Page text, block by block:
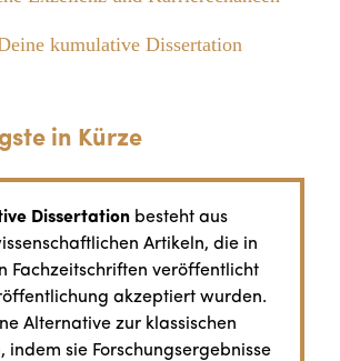
kumulative Dissertation
in Kürze
Dissertation besteht aus
Artikeln, die in
Fachzeitschriften veröffentlicht
akzeptiert wurden.
Alternative zur klassischen
indem sie Forschungsergebnisse